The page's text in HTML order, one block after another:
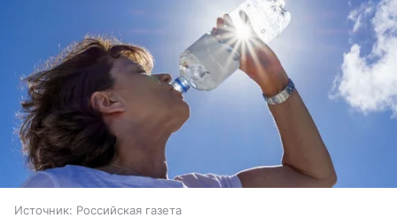
Источник: Российская газета